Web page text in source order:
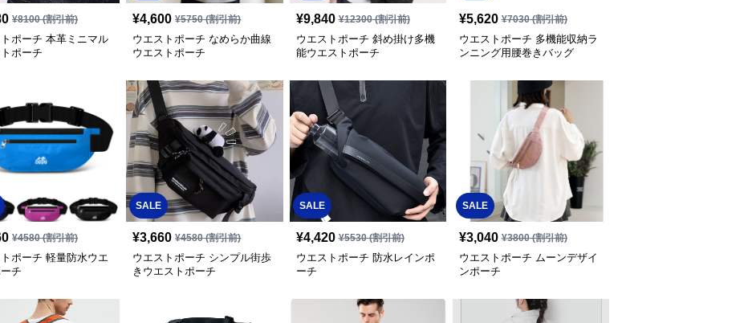
¥8100(割引前)
ポーチ 本革ミニマル
ポーチ
¥4,600 ¥5750(割引前)
ウエストポーチ なめらか曲線
ウエストポーチ
¥9,840 ¥12300(割引前)
ウエストポーチ 斜め掛け多機
能ウエストポーチ
¥5,620 ¥7030(割引前)
ウエストポーチ 多機能収納ラ
ンニング用腰巻きバッグ
¥4580(割引前)
ポーチ 軽量防水ウエ
チ
SALE
¥3,660 ¥4580(割引前)
ウエストポーチ シンプル街歩
きウエストポーチ
SALE
¥4,420 ¥5530(割引前)
ウエストポーチ 防水レインポ
ーチ
SALE
¥3,040 ¥3800(割引前)
ウエストポーチ ムーンデザイ
ンポーチ